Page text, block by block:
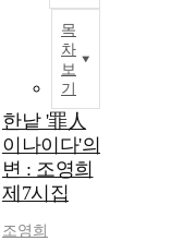
목
차
보
기
한낱 '罪人
이나이다'의
변 : 조영희
제7시집
조영희